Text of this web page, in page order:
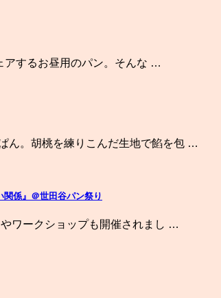
するお昼用のパン。そんな …
ん。胡桃を練りこんだ生地で餡を包 …
係』＠世田谷パン祭り
ワークショップも開催されまし …